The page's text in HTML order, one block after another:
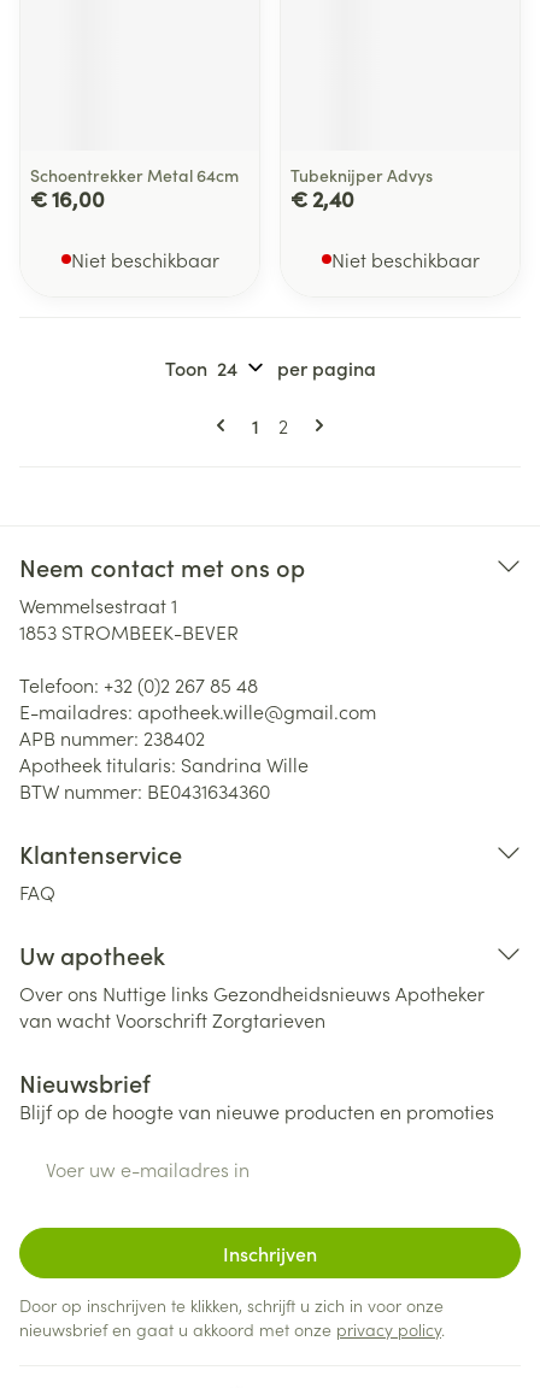
Schoentrekker Metal 64cm
€ 16,00
Niet beschikbaar
Tubeknijper Advys
€ 2,40
Niet beschikbaar
Pagina's
U lees momenteel pagina
1 Pagina
2
Toon per pagina
Neem contact met ons op
Wemmelsestraat 1
1853 STROMBEEK-BEVER
Telefoon: +32 (0)2 267 85 48
E-mailadres: apotheek.wille@gmail.com
APB nummer: 238402
Apotheek titularis: Sandrina Wille
BTW nummer: BE0431634360
Klantenservice
FAQ
Uw apotheek
Over ons Nuttige links Gezondheidsnieuws Apotheker
van wachtVoorschriftZorgtarieven
Nieuwsbrief
Blijf op de hoogte van nieuwe producten en promoties
Inschrijven
Door op inschrijven te klikken, schrijft u zich in voor onze
nieuwsbrief en gaat u akkoord met onze privacy policy.